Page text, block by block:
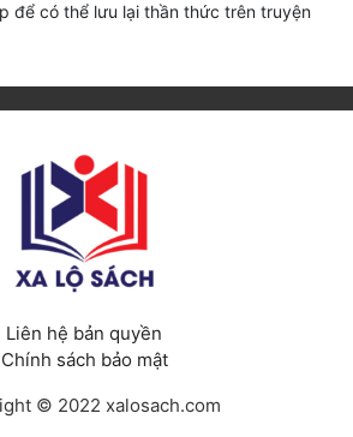
để có thể lưu lại thần thức trên truyện
Liên hệ bản quyền
Chính sách bảo mật
© 2022 xalosach.com